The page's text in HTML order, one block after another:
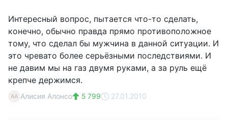
Интересный вопрос, пытается что-то сделать,
конечно, обычно правда прямо противоположное
тому, что сделал бы мужчина в данной ситуации. И
это чревато более серьёзными последствиями. И
не давим мы на газ двумя руками, а за руль ещё
крепче держимся.
АА Алисия Алонсо 5 799 27.01.2010